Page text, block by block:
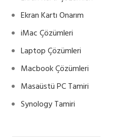
Ekran Kartı Onarım
iMac Çözümleri
Laptop Çözümleri
Macbook Çözümleri
Masaüstü PC Tamiri
Synology Tamiri